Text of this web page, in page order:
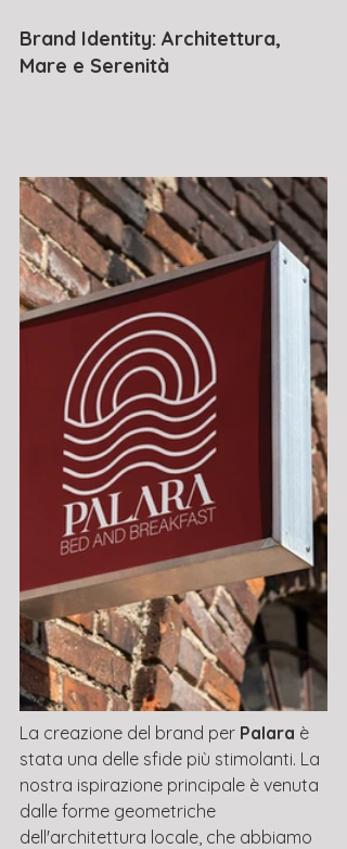
Brand Identity: Architettura,
Mare e Serenità
La creazione del brand per Palara è
stata una delle sfide più stimolanti. La
nostra ispirazione principale è venuta
dalle forme geometriche
dell'architettura locale, che abbiamo